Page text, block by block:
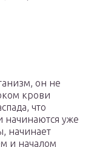
он не
крови
что
начинаются уже
начинает
и началом